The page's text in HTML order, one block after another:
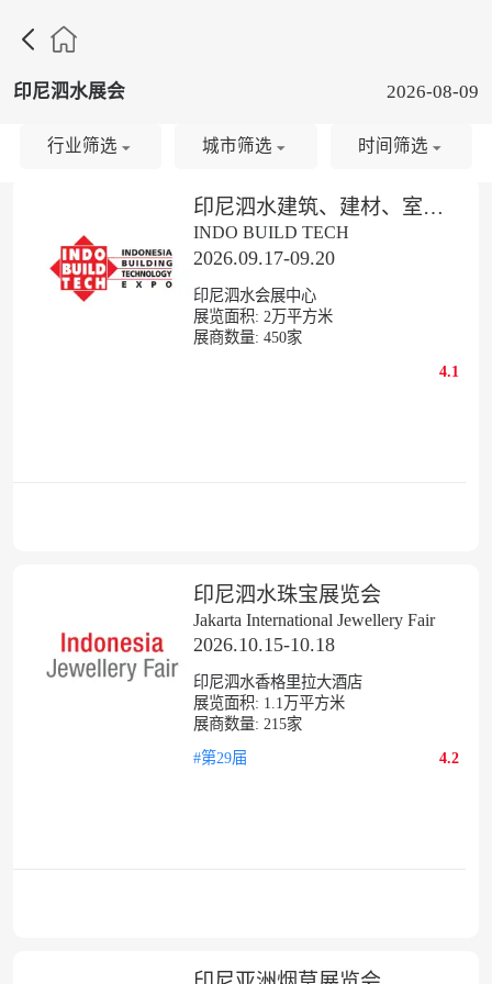

印尼泗水展会 2026-08-09
印尼泗水建筑、建材、室内装饰展览会
INDO BUILD TECH
2026.09.17-09.20
印尼泗水会展中心
展览面积: 2 万平方米
展商数量: 450家
4.1
印尼泗水珠宝展览会
Jakarta International Jewellery Fair
2026.10.15-10.18
印尼泗水香格里拉大酒店
展览面积: 1.1 万平方米
展商数量: 215家
#第29届
4.2
行业筛选 城市筛选 时间筛选